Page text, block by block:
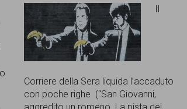
Il
Corriere della Sera liquida l’accaduto
con poche righe (“San Giovanni,